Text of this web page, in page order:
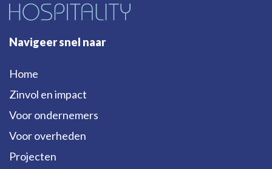
Navigeer snel naar
Home
Zinvol en impact
Voor ondernemers
Voor overheden
Projecten